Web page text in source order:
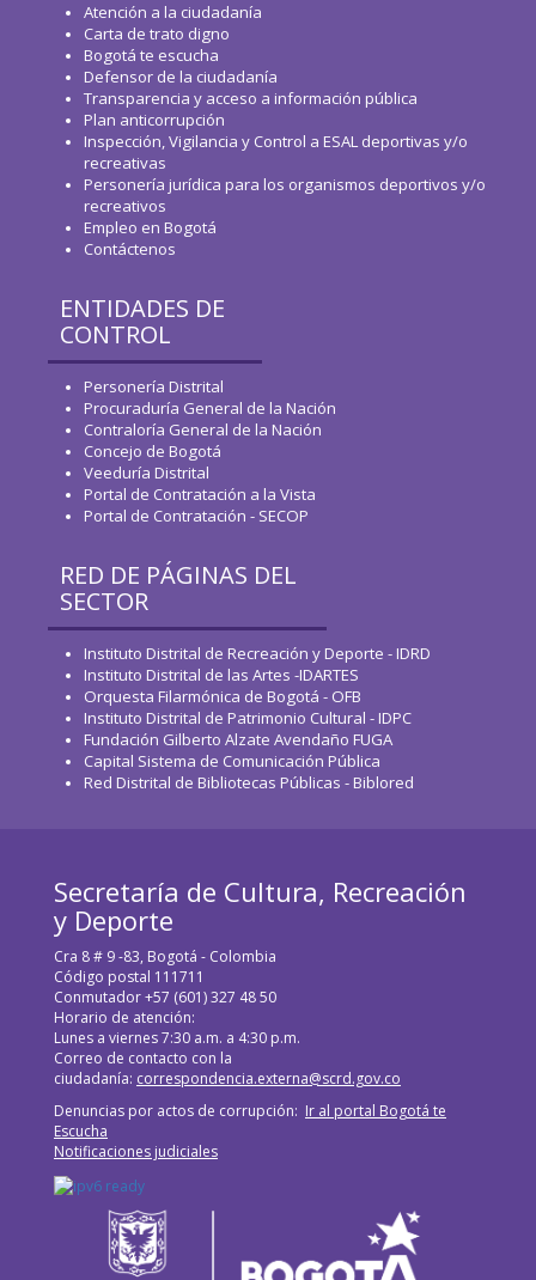
Atención a la ciudadanía
Carta de trato digno
Bogotá te escucha
Defensor de la ciudadanía
Transparencia y acceso a información pública
Plan anticorrupción
Inspección, Vigilancia y Control a ESAL deportivas y/o
recreativas
Personería jurídica para los organismos deportivos y/o
recreativos
Empleo en Bogotá
Contáctenos
ENTIDADES DE
CONTROL
Personería Distrital
Procuraduría General de la Nación
Contraloría General de la Nación
Concejo de Bogotá
Veeduría Distrital
Portal de Contratación a la Vista
Portal de Contratación - SECOP
RED DE PÁGINAS DEL
SECTOR
Instituto Distrital de Recreación y Deporte - IDRD
Instituto Distrital de las Artes -IDARTES
Orquesta Filarmónica de Bogotá - OFB
Instituto Distrital de Patrimonio Cultural - IDPC
Fundación Gilberto Alzate Avendaño FUGA
Capital Sistema de Comunicación Pública
Red Distrital de Bibliotecas Públicas - Biblored
Secretaría de Cultura, Recreación
y Deporte
Cra 8 # 9 -83, Bogotá - Colombia
Código postal 111711
Conmutador +57 (601) 327 48 50
Horario de atención:
Lunes a viernes 7:30 a.m. a 4:30 p.m.
Correo de contacto con la
ciudadanía: correspondencia.externa@scrd.gov.co
Denuncias por actos de corrupción: Ir al portal Bogotá te
Escucha
Notificaciones judiciales